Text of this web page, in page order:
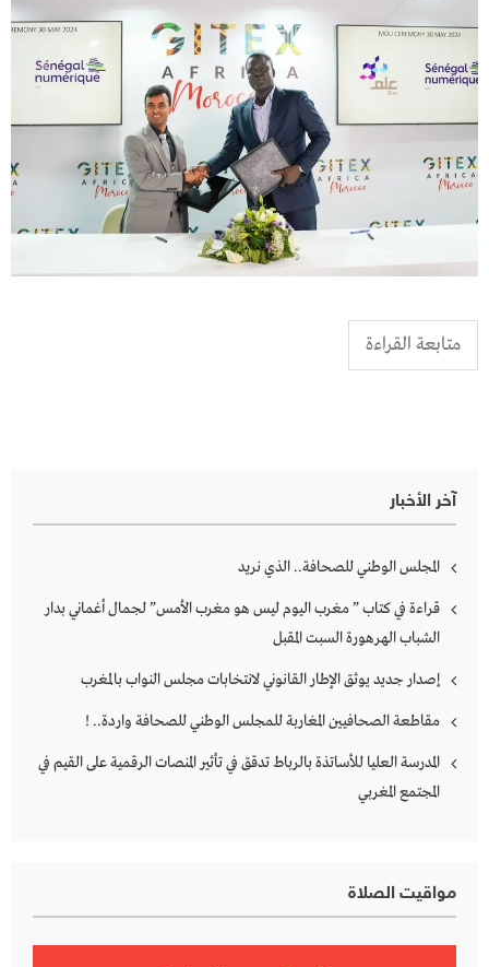
متابعة القراءة
آخر الأخبار
المجلس الوطني للصحافة.. الذي نريد
قراءة في كتاب ” مغرب اليوم ليس هو مغرب الأمس” لجمال أغماني بدار
الشباب الهرهورة السبت المقبل
إصدار جديد يوثق الإطار القانوني لانتخابات مجلس النواب بالمغرب
مقاطعة الصحافيين المغاربة للمجلس الوطني للصحافة واردة.. !
المدرسة العليا للأساتذة بالرباط تدقق في تأثير المنصات الرقمية على القيم في
المجتمع المغربي
مواقيت الصلاة